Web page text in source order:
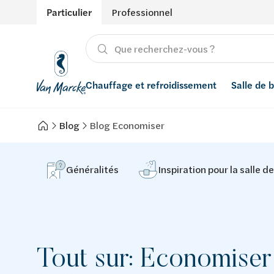
Particulier Professionnel
Chauffage et refroidissement
Chauffage
Refroidissement
Salle de
Produits
Conseils
Marques
Énergies renouvelables
Ventilation
Adoucisseurs d’eau
Filtres à eau
Blog Blog Economiser
Généralités Inspiration pour la salle
Tout sur: Economiser